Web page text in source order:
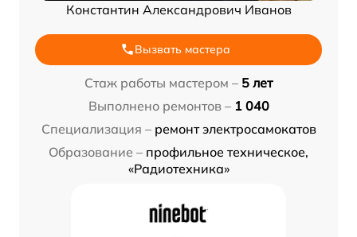
Константин Александрович Иванов
Вызвать мастера
Стаж работы мастером – 5 лет
Выполнено ремонтов – 1 040
Специализация – ремонт электросамокатов
Образование – профильное техническое,
«Радиотехника»